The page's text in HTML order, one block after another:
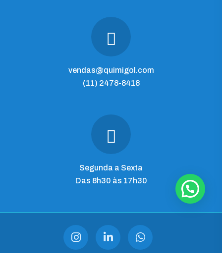
vendas@quimigol.com
(11) 2478-8418
Segunda a Sexta
Das 8h30 às 17h30